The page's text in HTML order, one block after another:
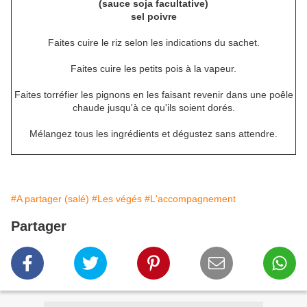
(sauce soja facultative)
sel poivre
Faites cuire le riz selon les indications du sachet.
Faites cuire les petits pois à la vapeur.
Faites torréfier les pignons en les faisant revenir dans une poêle
chaude jusqu'à ce qu'ils soient dorés.
Mélangez tous les ingrédients et dégustez sans attendre.
#A partager (salé) #Les végés #L'accompagnement
Partager